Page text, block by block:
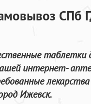
СПб
таблетки
интернет-
Ижевск.